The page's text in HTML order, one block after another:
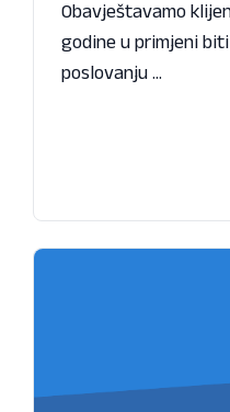
Obavještavamo
godine u primjeni
poslovanju ...